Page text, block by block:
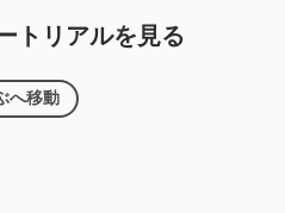
トリアルを見る
へ移動